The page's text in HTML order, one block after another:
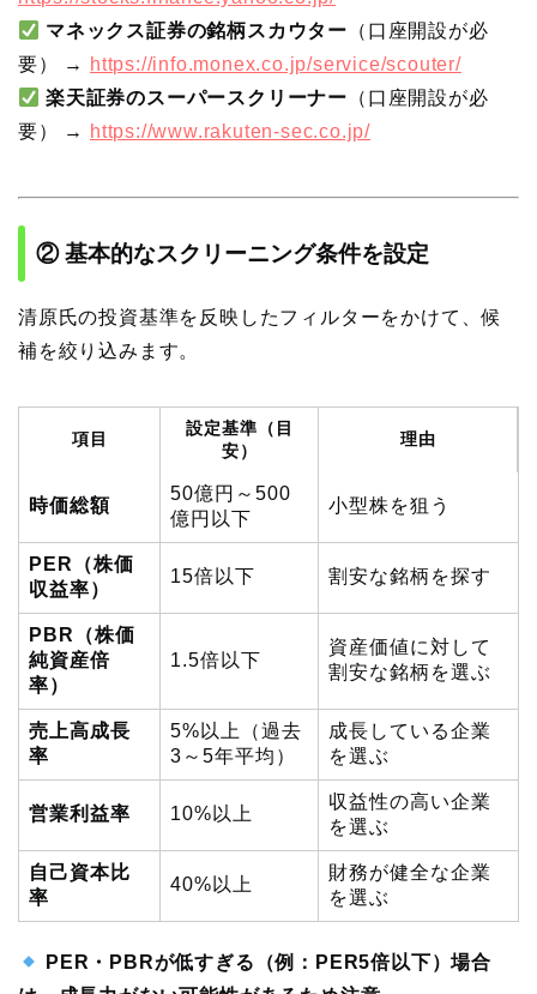
マネックス証券の銘柄スカウター （口座開設が必
要） →
https://info.monex.co.jp/service/scouter/
楽天証券のスーパースクリーナー （口座開設が必
要） →
https://www.rakuten-sec.co.jp/
② 基本的なスクリーニング条件を設定
清原氏の投資基準を反映したフィルターをかけて、候
補を絞り込みます。
項目
設定基準（目
安）
理由
時価総額
50億円～500
億円以下
小型株を狙う
PER（株価
収益率）
15倍以下 割安な銘柄を探す
PBR（株価
純資産倍
率）
1.5倍以下
資産価値に対して
割安な銘柄を選ぶ
売上高成長
率
5%以上（過去
3～5年平均）
成長している企業
を選ぶ
営業利益率 10%以上
収益性の高い企業
を選ぶ
自己資本比
率
40%以上
財務が健全な企業
を選ぶ
PER・PBRが低すぎる（例：PER5倍以下）場合